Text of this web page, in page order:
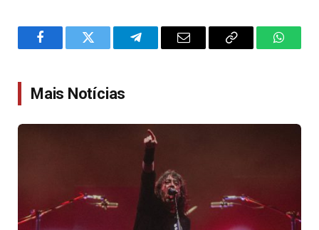
FacebookTwitter TelegramEmail
Copy
Mais Notícias